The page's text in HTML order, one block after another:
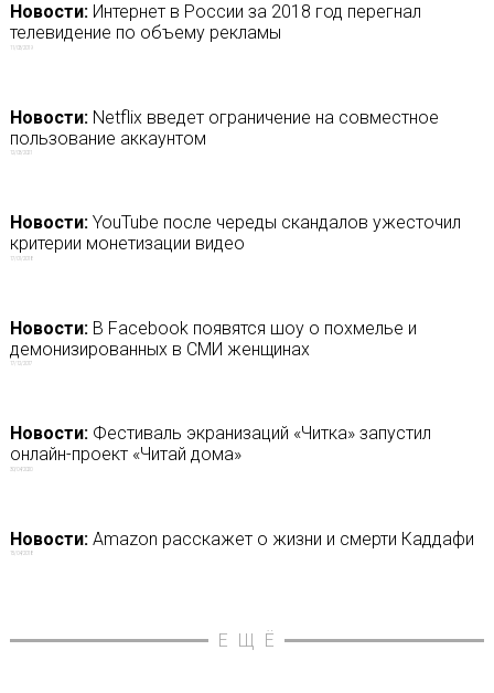
Новости:Интернет в России за 2018 год перегнал
телевидение по объему рекламы
11/03/2019
Новости:Netflix введет ограничение на совместное
пользование аккаунтом
12/03/2021
Новости:YouTube после череды скандалов ужесточил
критерии монетизации видео
17/01/2018
Новости:В Facebook появятся шоу о похмелье и
демонизированных в СМИ женщинах
17/12/2017
Новости:Фестиваль экранизаций «Читка» запустил
онлайн-проект «Читай дома»
30/04/2020
Новости:Amazon расскажет о жизни и смерти Каддафи
15/04/2018
ЕЩЁ